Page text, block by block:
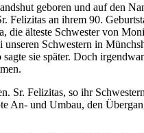
geboren und auf den
Felizitas an ihrem 90.
älteste Schwester von
Schwestern in
sie später. Doch
Felizitas, so ihr
An- und Umbau, den